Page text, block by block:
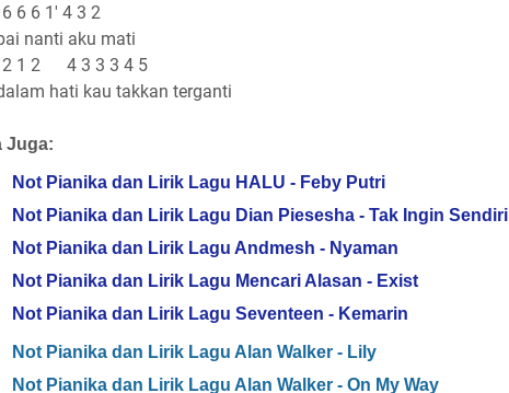
6 6 1' 4 3 2
nanti aku mati
2 1 2 4 3 3 3 4 5
hati kau takkan terganti
Juga:
Not Pianika dan Lirik Lagu HALU - Feby Putri
Not Pianika dan Lirik Lagu Dian Piesesha - Tak Ingin Sendiri
Not Pianika dan Lirik Lagu Andmesh - Nyaman
Not Pianika dan Lirik Lagu Mencari Alasan - Exist
Not Pianika dan Lirik Lagu Seventeen - Kemarin
Not Pianika dan Lirik Lagu Alan Walker - Lily
Not Pianika dan Lirik Lagu Alan Walker - On My Way